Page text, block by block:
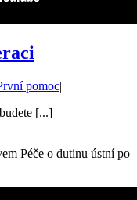
pomoc|
[...]
Péče o dutinu ústní po